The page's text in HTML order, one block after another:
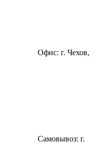
Офис: г. Чехов,
Самовывоз: г.